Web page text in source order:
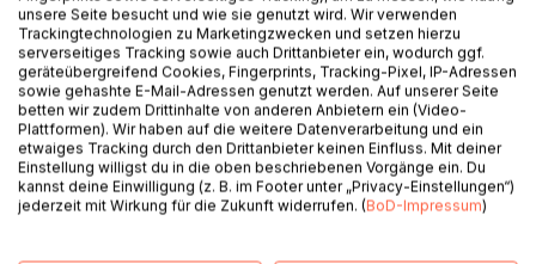
Technologien vorzuschlagen.
Inhaltsverzeichnis:Inhaltsverzeichnis:
Erklärung2
Kurzfassung4
Abstract4
Inhaltsverzeichnis5
unsere Seite besucht und wie sie genutzt wird. Wir verwenden
Trackingtechnologien zu Marketingzwecken und setzen hierzu
serverseitiges Tracking sowie auch Drittanbieter ein, wodurch ggf.
geräteübergreifend Cookies, Fingerprints, Tracking-Pixel, IP-Adressen
sowie gehashte E-Mail-Adressen genutzt werden. Auf unserer Seite
betten wir zudem Drittinhalte von anderen Anbietern ein (Video-
Plattformen). Wir haben auf die weitere Datenverarbeitung und ein
etwaiges Tracking durch den Drittanbieter keinen Einfluss. Mit deiner
Einstellung willigst du in die oben beschriebenen Vorgänge ein. Du
kannst deine Einwilligung (z. B. im Footer unter „Privacy-Einstellungen“)
jederzeit mit Wirkung für die Zukunft widerrufen. (BoD-Impressum)